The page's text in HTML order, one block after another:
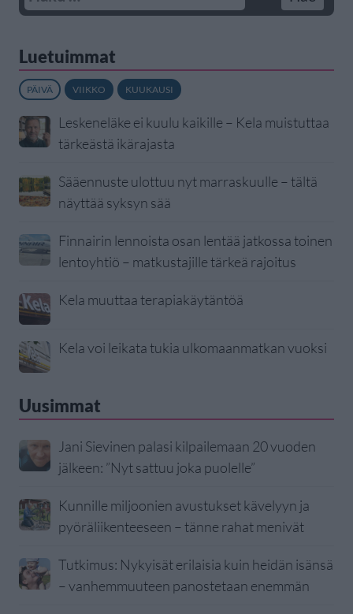
Luetuimmat
PÄIVÄ VIIKKO KUUKAUSI
Leskeneläke ei kuulu kaikille – Kela muistuttaa
tärkeästä ikärajasta
Sääennuste ulottuu nyt marraskuulle – tältä
näyttää syksyn sää
Finnairin lennoista osan lentää jatkossa toinen
lentoyhtiö – matkustajille tärkeä rajoitus
Kela muuttaa terapiakäytäntöä
Kela voi leikata tukia ulkomaanmatkan vuoksi
Uusimmat
Jani Sievinen palasi kilpailemaan 20 vuoden
jälkeen: ”Nyt sattuu joka puolelle”
Kunnille miljoonien avustukset kävelyyn ja
pyöräliikenteeseen – tänne rahat menivät
Tutkimus: Nykyisät erilaisia kuin heidän isänsä
– vanhemmuuteen panostetaan enemmän